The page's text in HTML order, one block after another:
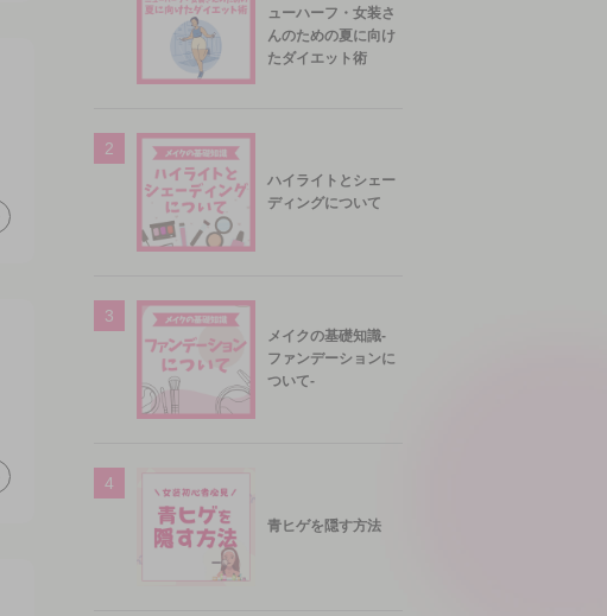
ューハーフ・女装さ
んのための夏に向け
たダイエット術
2
ハイライトとシェー
ディングについて
3
メイクの基礎知識-
ファンデーションに
ついて-
4
青ヒゲを隠す方法